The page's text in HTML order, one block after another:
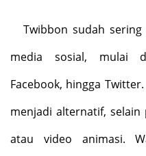
Twibbon sudah
media sosial, mulai
Facebook, hingga
menjadi alternatif, selain
atau video animasi.